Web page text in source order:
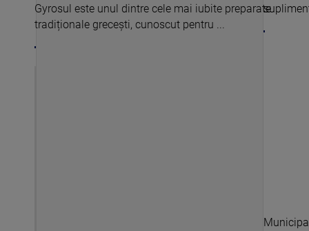
Gyrosul este unul dintre cele mai iubite preparate
tradiționale grecești, cunoscut pentru ...